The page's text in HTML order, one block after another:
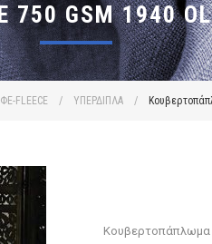
FLEECE / ΥΠΕΡΔΙΠΛΑ /
GSM 1940
Κουβερτοπάπλωμα